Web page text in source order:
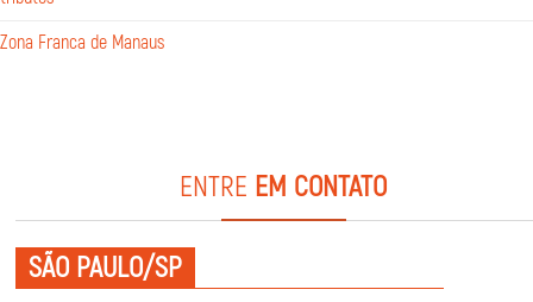
Zona Franca de Manaus
ENTRE EM CONTATO
SÃO PAULO/SP